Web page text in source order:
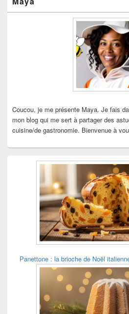
principale
de
Coucou, je me présente Maya. Je fais
mon blog qui me sert à partager des
cuisine/de gastronomie. Bienvenue à
Panettone : la brioche de Noël